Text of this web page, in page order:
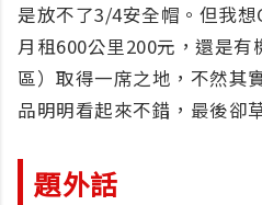
是放不了3/4安全帽。但我
月租600公里200元，還是
區）取得一席之地，不然其
品明明看起來不錯，最後卻
題外話